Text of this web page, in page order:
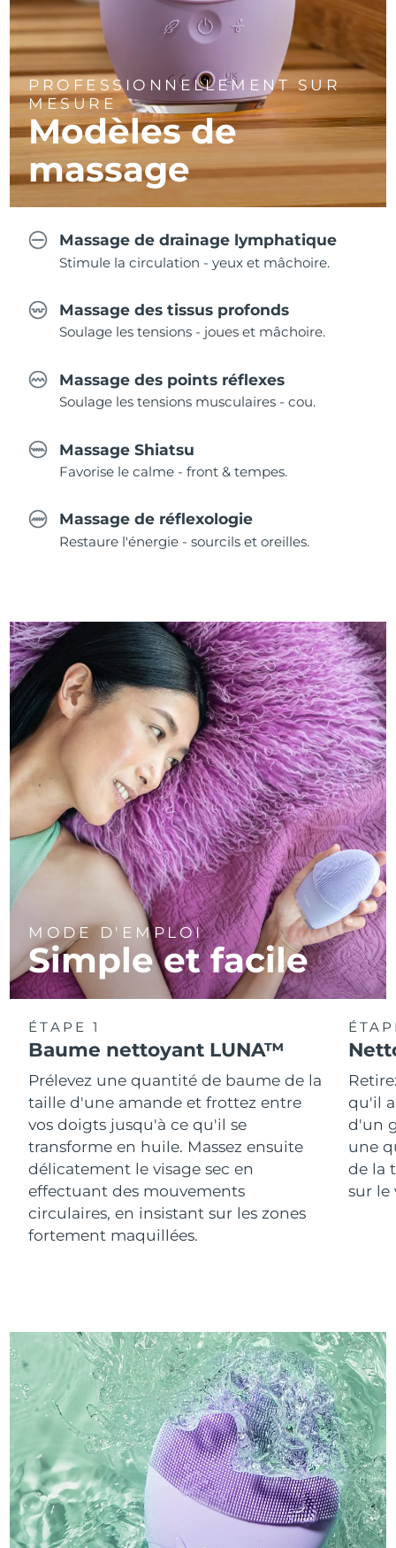
PROFESSIONNELLEMENT SUR
MESURE
Modèles de
massage
Massage de drainage lymphatique
Stimule la circulation - yeux et mâchoire.
Massage des tissus profonds
Soulage les tensions - joues et mâchoire.
Massage des points réflexes
Soulage les tensions musculaires - cou.
Massage Shiatsu
Favorise le calme - front & tempes.
Massage de réflexologie
Restaure l'énergie - sourcils et oreilles.
MODE D'EMPLOI
Simple et facile
ÉTAPE 1
Baume nettoyant LUNA™
Prélevez une quantité de baume de la
taille d'une amande et frottez entre
vos doigts jusqu'à ce qu'il se
transforme en huile. Massez ensuite
délicatement le visage sec en
effectuant des mouvements
circulaires, en insistant sur les zones
fortement maquillées.
qu'il
d'un
une
de la
sur le